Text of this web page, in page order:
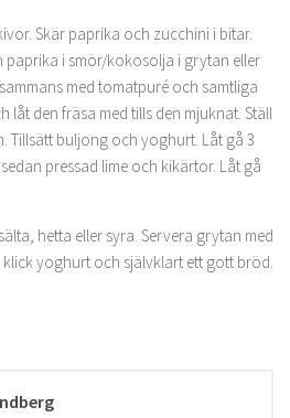
Skär paprika och zucchini i bitar.
paprika i smör/kokosolja i grytan eller
med tomatpuré och samtliga
låt den fräsa med tills den mjuknat. Ställ
Tillsätt buljong och yoghurt. Låt gå 3
pressad lime och kikärtor. Låt gå
hetta eller syra. Servera grytan med
yoghurt och självklart ett gott bröd.